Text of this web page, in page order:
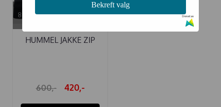
80, 86, 92, 98, 104, 110, 116, 122,
HUMMEL JAKKE ZIP
600,- 420,-
Bekreft valg
Drevet av